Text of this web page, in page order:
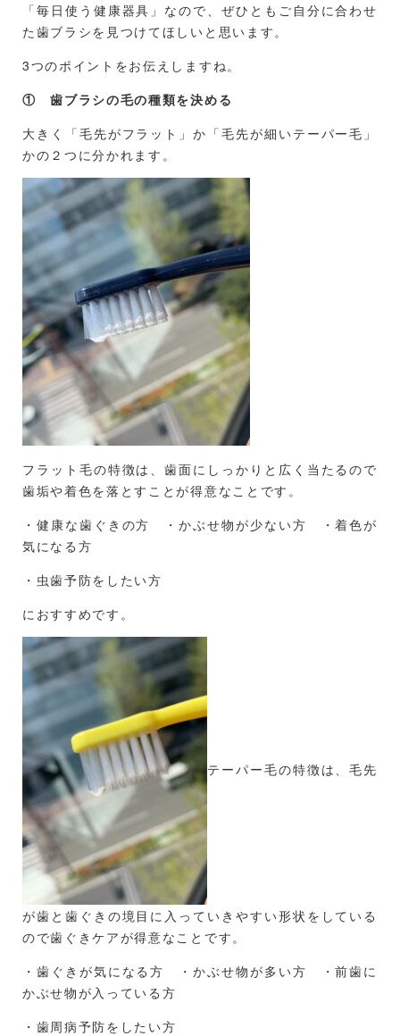
「毎日使う健康器具」なので、ぜひともご自分に合わせ
た歯ブラシを見つけてほしいと思います。
3つのポイントをお伝えしますね。
① 歯ブラシの毛の種類を決める
大きく「毛先がフラット」か「毛先が細いテーパー毛」
かの２つに分かれます。
フラット毛の特徴は、歯面にしっかりと広く当たるので
歯垢や着色を落とすことが得意なことです。
・健康な歯ぐきの方 ・かぶせ物が少ない方 ・着色が
気になる方
・虫歯予防をしたい方
におすすめです。
テーパー毛の特徴は、毛先
が歯と歯ぐきの境目に入っていきやすい形状をしている
ので歯ぐきケアが得意なことです。
・歯ぐきが気になる方 ・かぶせ物が多い方 ・前歯に
かぶせ物が入っている方
・歯周病予防をしたい方